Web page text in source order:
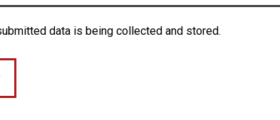
data is being collected and stored.